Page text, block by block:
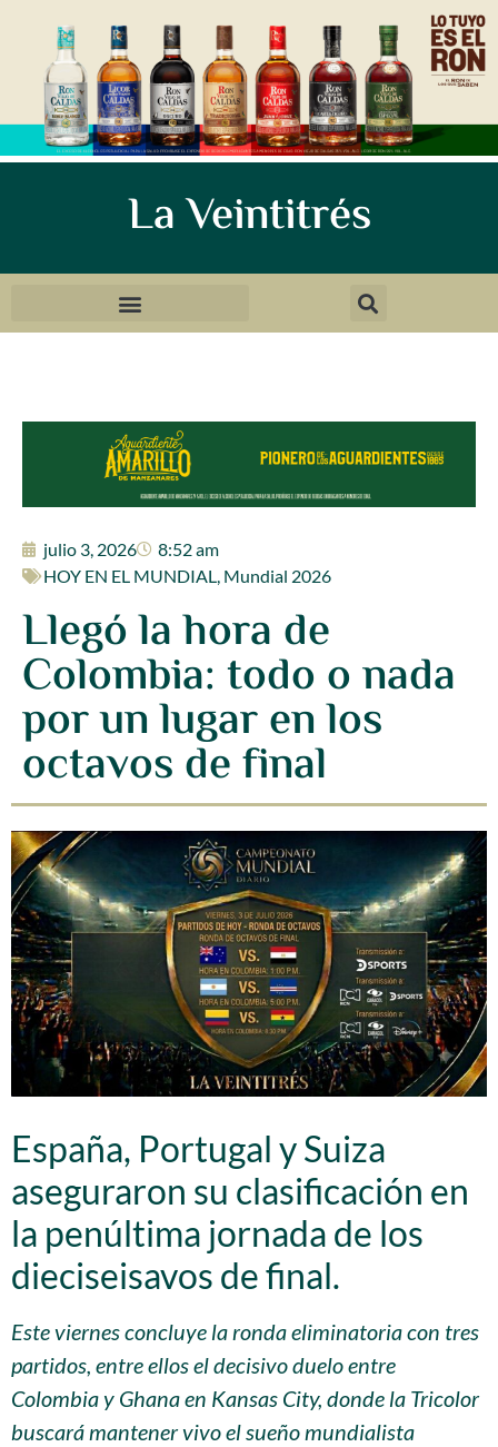
La Veintitrés
julio 3, 2026
8:52 am
HOY EN EL MUNDIAL
Mundial 2026
Llegó la hora de
Colombia: todo o nada
por un lugar en los
octavos de final
España, Portugal y Suiza
aseguraron su clasificación en
la penúltima jornada de los
dieciseisavos de final.
Este viernes concluye la ronda eliminatoria con tres
partidos, entre ellos el decisivo duelo entre
Colombia y Ghana en Kansas City, donde la Tricolor
buscará mantener vivo el sueño mundialista